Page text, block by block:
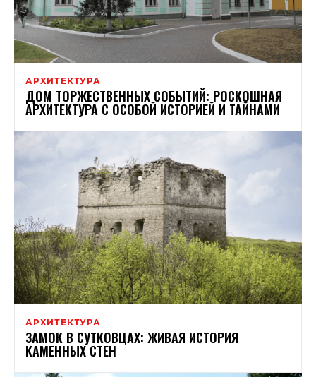
АРХИТЕКТУРА
ДОМ ТОРЖЕСТВЕННЫХ СОБЫТИЙ: РОСКОШНАЯ
АРХИТЕКТУРА С ОСОБОЙ ИСТОРИЕЙ И ТАЙНАМИ
АРХИТЕКТУРА
ЗАМОК В СУТКОВЦАХ: ЖИВАЯ ИСТОРИЯ
КАМЕННЫХ СТЕН